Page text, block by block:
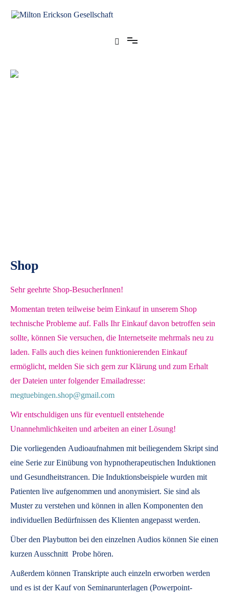
Shop
Sehr geehrte Shop-BesucherInnen!
Momentan treten teilweise beim Einkauf in unserem Shop
technische Probleme auf. Falls Ihr Einkauf davon betroffen sein
sollte, können Sie versuchen, die Internetseite mehrmals neu zu
laden. Falls auch dies keinen funktionierenden Einkauf
ermöglicht, melden Sie sich gern zur Klärung und zum Erhalt
der Dateien unter folgender Emailadresse:
megtuebingen.shop@gmail.com
Wir entschuldigen uns für eventuell entstehende
Unannehmlichkeiten und arbeiten an einer Lösung!
Die vorliegenden Audioaufnahmen mit beiliegendem Skript sind
eine Serie zur Einübung von hypnotherapeutischen Induktionen
und Gesundheitstrancen. Die Induktionsbeispiele wurden mit
Patienten live aufgenommen und anonymisiert. Sie sind als
Muster zu verstehen und können in allen Komponenten den
individuellen Bedürfnissen des Klienten angepasst werden.
Über den Playbutton bei den einzelnen Audios können Sie einen
kurzen Ausschnitt Probe hören.
Außerdem können Transkripte auch einzeln erworben werden
und es ist der Kauf von Seminarunterlagen (Powerpoint-